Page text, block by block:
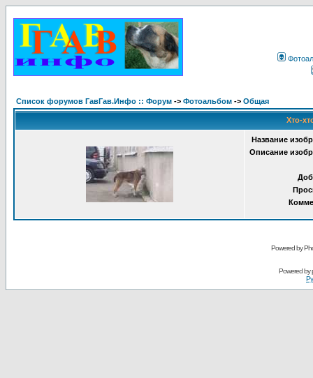
Список форумов ГавГав.Инфо :: Форум -> Фотоальбом -> Общая
Хто-
Название
Описание
Powered by
Powered by